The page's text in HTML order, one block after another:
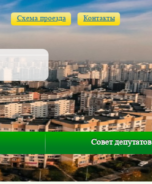
Схема проезда Контакты
Совет депутатов